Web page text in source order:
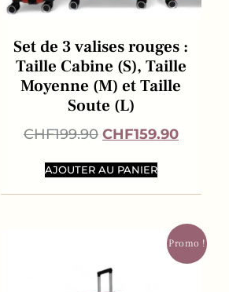
Set de 3 valises rouges :
Taille Cabine (S), Taille
Moyenne (M) et Taille
Soute (L)
CHF199.90 CHF159.90
AJOUTER AU PANIER
Promo !